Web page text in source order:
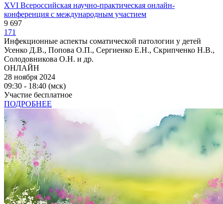
XVI Всероссийская научно-практическая онлайн-
конференция с международным участием
9 697
171
Инфекционные аспекты соматической патологии у детей
Усенко Д.В., Попова О.П., Сергиенко Е.Н., Скрипченко Н.В.,
Солодовникова О.Н. и др.
ОНЛАЙН
28 ноября 2024
09:30 - 18:40 (мск)
Участие бесплатное
ПОДРОБНЕЕ